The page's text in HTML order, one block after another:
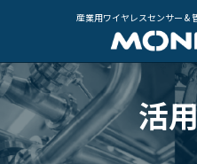
産業用ワイヤレスセンサー &
活